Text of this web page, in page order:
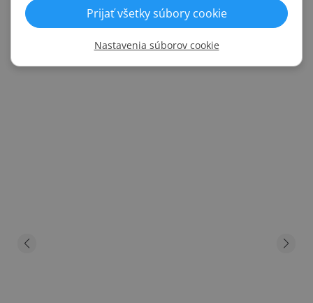
REALIZÁCIE
Prijať všetky súbory cookie
Nastavenia súborov cookie